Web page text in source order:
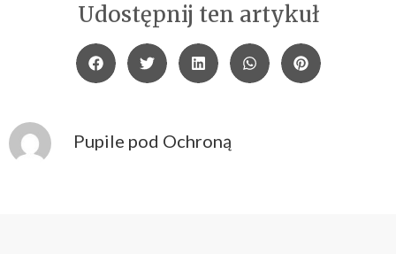
Udostępnij ten artykuł
Pupile pod Ochroną